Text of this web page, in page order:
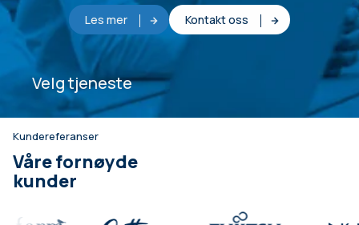
Les mer Kontakt oss
Velg tjeneste
Kundereferanser
Våre fornøyde
kunder